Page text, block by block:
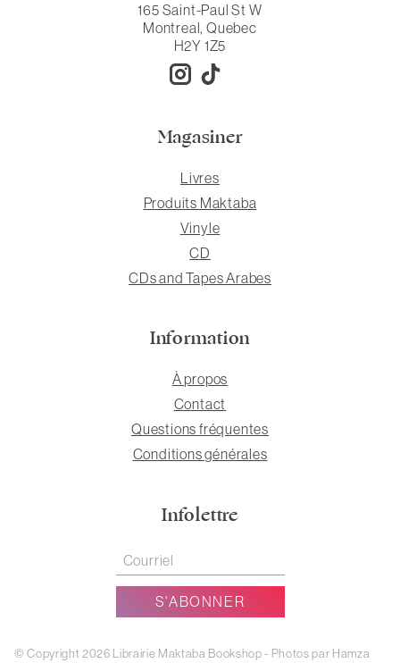
165 Saint-Paul St W
Montreal, Quebec
H2Y 1Z5
Magasiner
Livres
Produits Maktaba
Vinyle
CD
CDs and Tapes Arabes
Information
À propos
Contact
Questions fréquentes
Conditions générales
Infolettre
© Copyright 2026 Librairie Maktaba Bookshop - Photos par Hamza